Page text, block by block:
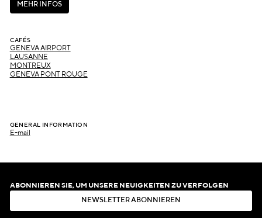
M EH R N FOS
MEHRINFOS
CAFÉS
GENEVA AIRPORT
LAUSANNE
MONTREUX
GENEVA PONT ROUGE
GENERAL INFORMATION
E-mail
ABONNIEREN SIE, UM UNSERE NEUIGKEITEN ZU VERFOLGEN
N EWSLET ERABON N EREN